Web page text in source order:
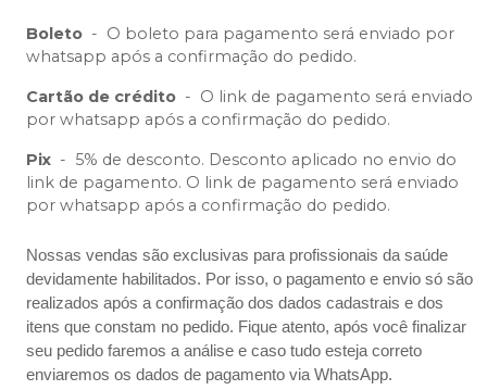
Boleto - O boleto para pagamento será enviado por
whatsapp após a confirmação do pedido.
Cartão de crédito - O link de pagamento será enviado
por whatsapp após a confirmação do pedido.
Pix - 5% de desconto. Desconto aplicado no envio do
link de pagamento. O link de pagamento será enviado
por whatsapp após a confirmação do pedido.
Nossas vendas são exclusivas para profissionais da saúde
devidamente habilitados. Por isso, o pagamento e envio só são
realizados após a confirmação dos dados cadastrais e dos
itens que constam no pedido. Fique atento, após você finalizar
seu pedido faremos a análise e caso tudo esteja correto
enviaremos os dados de pagamento via WhatsApp.